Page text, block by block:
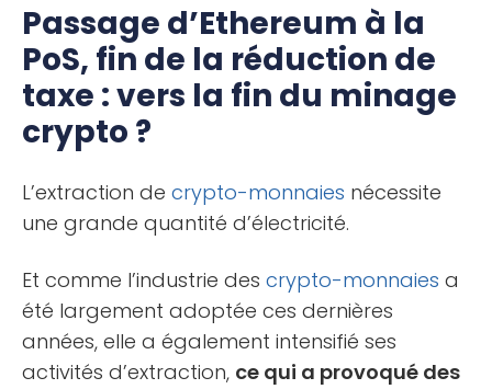
Passage d’Ethereum à la
PoS, fin de la réduction de
taxe : vers la fin du minage
crypto ?
L’extraction de crypto-monnaies nécessite
une grande quantité d’électricité.
Et comme l’industrie des crypto-monnaies a
été largement adoptée ces dernières
années, elle a également intensifié ses
activités d’extraction, ce qui a provoqué des